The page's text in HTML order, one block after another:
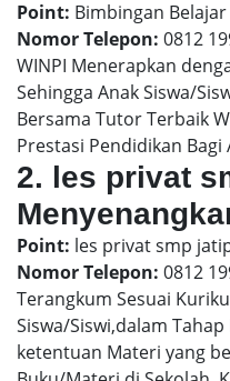
Point: Bimbingan
Nomor Telepon: 0812
WINPI Menerapkan
Sehingga Anak Siswa/
Bersama Tutor Terbaik
Prestasi Pendidikan Bagi
2. les privat
Point: les privat smp
Nomor Telepon: 0812
Terangkum Sesuai
Siswa/Siswi,dalam
ketentuan Materi yang